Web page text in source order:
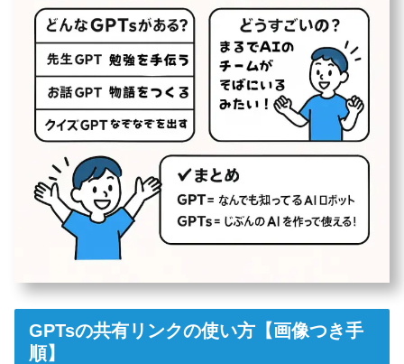
GPTsの共有リンクの使い方【画像つき手
順】